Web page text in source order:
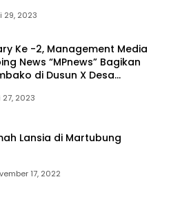
29, 2023
Ke -2, Management Media
News “MPnews” Bagikan
di Dusun X Desa
27, 2023
Lansia di Martubung
17, 2022